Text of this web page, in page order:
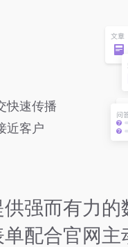
快速传播
近客户
供强而有力的
单配合官网